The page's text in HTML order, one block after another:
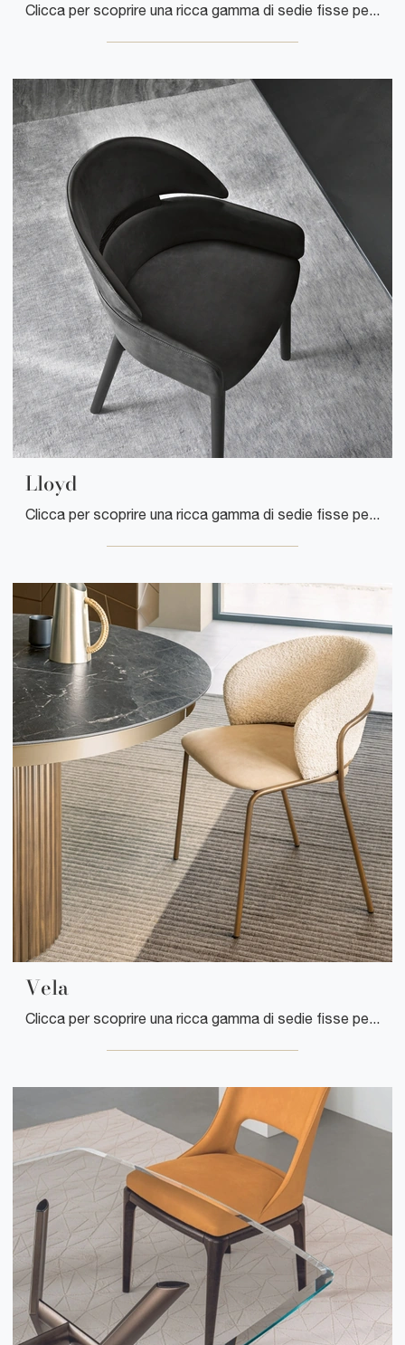
Clicca per scoprire una ricca gamma di sedie fisse per stanze design: il modello Viga di Ditre Italia ti aspetta!
Lloyd
Clicca per scoprire una ricca gamma di sedie fisse per stanze design: il modello Lloyd di Fiam ti attende!
Vela
Clicca per scoprire una ricca gamma di sedie fisse per stanze design: il modello Vela di Riflessi ti attende!